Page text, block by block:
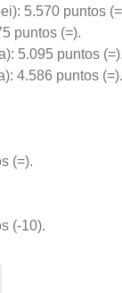
5.570 puntos
puntos (=).
5.095 puntos (=).
4.586 puntos (=).
(=).
(-10).